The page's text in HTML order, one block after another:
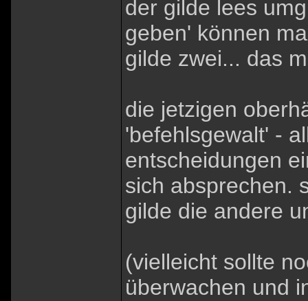
der gilde lees
geben' können
gilde zwei... das
die jetzigen
'befehlsgewalt' -
entscheidungen
sich absprechen.
gilde die andere
(vielleicht sollte
überwachen und